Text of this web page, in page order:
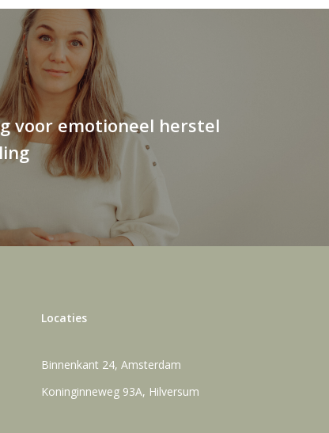
voor emotioneel herstel
Locaties
Binnenkant 24, Amsterdam
Koninginneweg 93A, Hilversum